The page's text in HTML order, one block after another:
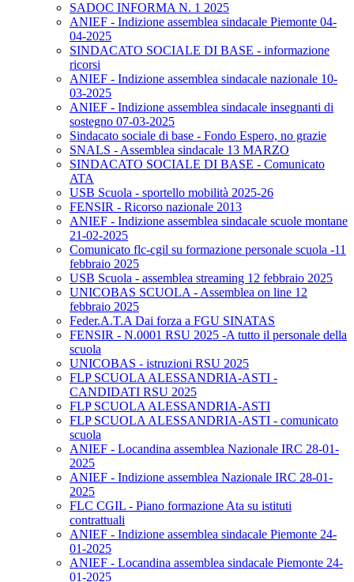
SADOC INFORMA N. 1 2025
ANIEF - Indizione assemblea sindacale Piemonte 04-
04-2025
SINDACATO SOCIALE DI BASE - informazione
ricorsi
ANIEF - Indizione assemblea sindacale nazionale 10-
03-2025
ANIEF - Indizione assemblea sindacale insegnanti di
sostegno 07-03-2025
Sindacato sociale di base - Fondo Espero, no grazie
SNALS - Assemblea sindacale 13 MARZO
SINDACATO SOCIALE DI BASE - Comunicato
ATA
USB Scuola - sportello mobilità 2025-26
FENSIR - Ricorso nazionale 2013
ANIEF - Indizione assemblea sindacale scuole montane
21-02-2025
Comunicato flc-cgil su formazione personale scuola -11
febbraio 2025
USB Scuola - assemblea streaming 12 febbraio 2025
UNICOBAS SCUOLA - Assemblea on line 12
febbraio 2025
Feder.A.T.A Dai forza a FGU SINATAS
FENSIR - N.0001 RSU 2025 -A tutto il personale della
scuola
UNICOBAS - istruzioni RSU 2025
FLP SCUOLA ALESSANDRIA-ASTI -
CANDIDATI RSU 2025
FLP SCUOLA ALESSANDRIA-ASTI
FLP SCUOLA ALESSANDRIA-ASTI - comunicato
scuola
ANIEF - Locandina assemblea Nazionale IRC 28-01-
2025
ANIEF - Indizione assemblea Nazionale IRC 28-01-
2025
FLC CGIL - Piano formazione Ata su istituti
contrattuali
ANIEF - Indizione assemblea sindacale Piemonte 24-
01-2025
ANIEF - Locandina assemblea sindacale Piemonte 24-
01-2025